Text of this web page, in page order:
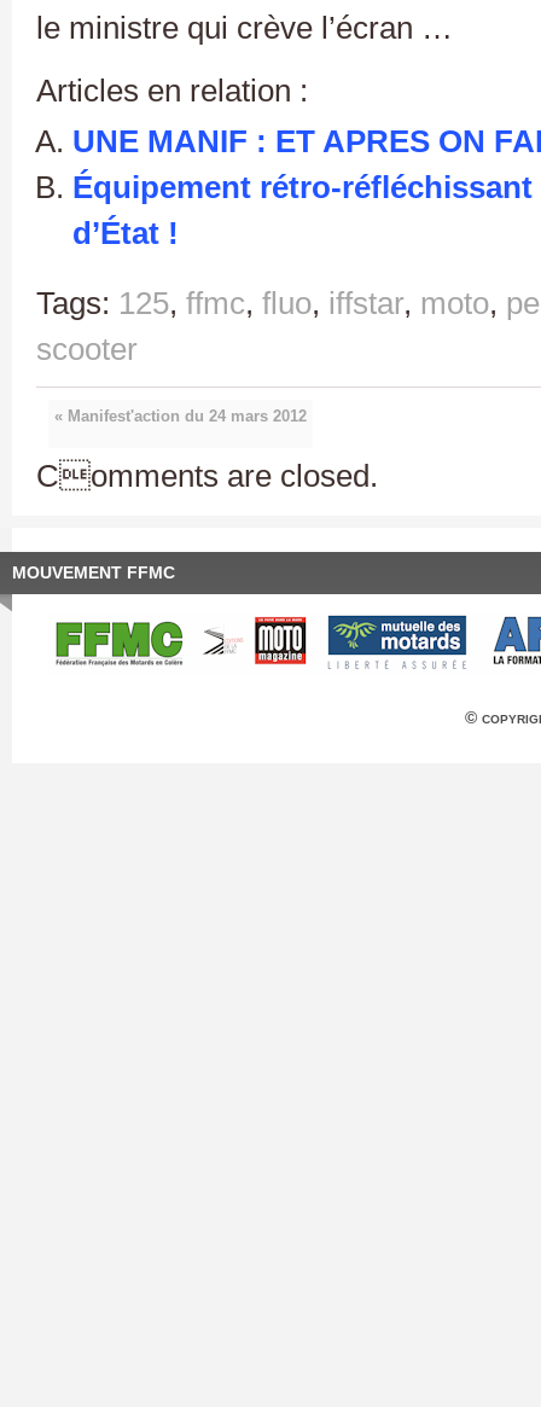
le ministre qui crève l’écran …
Articles en relation :
UNE MANIF : ET APRES ON
Équipement rétro-
d’État !
Tags: 125, ffmc, fluo, iffstar, moto,
scooter
« Manifest'action du 24 mars 2012
Comments are closed.
MOUVEMENT FFMC
©